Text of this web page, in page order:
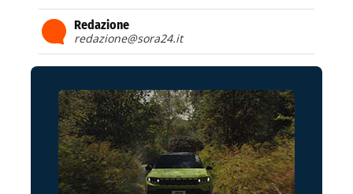
Redazione
redazione@sora24.it